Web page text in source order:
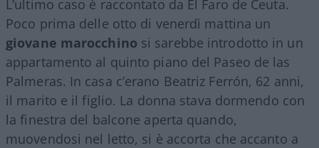
L’ultimo caso è raccontato da El Faro de Ceuta.
Poco prima delle otto di venerdì mattina un
giovane marocchino si sarebbe introdotto in un
appartamento al quinto piano del Paseo de las
Palmeras. In casa c’erano Beatriz Ferrón, 62 anni,
il marito e il figlio. La donna stava dormendo con
la finestra del balcone aperta quando,
muovendosi nel letto, si è accorta che accanto a